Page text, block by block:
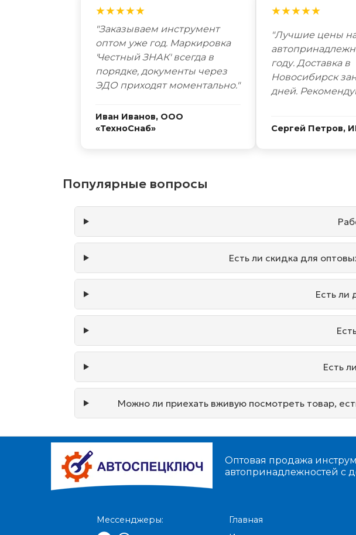
★★★★★
"Заказываем инструмент
оптом уже год. Маркировка
'Честный ЗНАК' всегда в
порядке, документы через
ЭДО приходят моментально."
Иван Иванов, ООО
«ТехноСнаб»
★★★★★
"Лучшие цены
году. Доставка в
Новосибирск
дней.
Сергей Петров,
Популярные вопросы
Есть ли скидка для
Есть ли
Есть
Можно ли приехать вживую посмотреть товар,
Оптовая продажа
автопринадлежностей с
Мессенджеры:
Главная